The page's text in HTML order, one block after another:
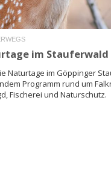
im Stauferwald
Naturtage im Göppinger
Programm rund um
Fischerei und Naturschutz.